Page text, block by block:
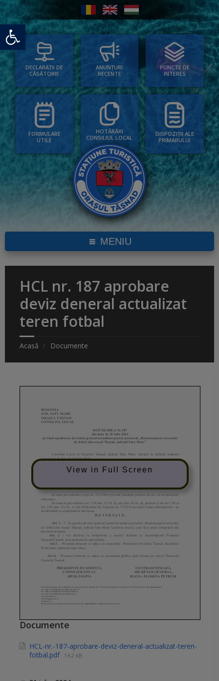
Deschide bara de unelte
DECLARAȚII DE
CĂSĂTORIE
ANUNȚURI
RECENTE
PUNCTE DE
INTERES
FORMULARE
UTILE
HOTĂRÂRI
CONSILIUL LOCAL
DISPOZIȚII ALE
PRIMARULUI
MENIU
HCL nr. 187 aprobare
deviz deneral actualizat
teren fotbal
Acasă Documente
View in Full Screen
Documente
HCL-nr.-187-aprobare-deviz-deneral-actualizat-teren-
fotbal.pdf 162 kB